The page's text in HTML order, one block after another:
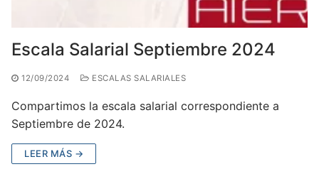
Escala Salarial Septiembre 2024
12/09/2024 ESCALAS SALARIALES
Compartimos la escala salarial correspondiente a
Septiembre de 2024.
LEER MÁS →